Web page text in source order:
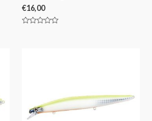
€16,00